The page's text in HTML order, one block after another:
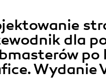
dla
po
Wydanie